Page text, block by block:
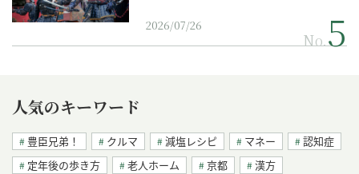
2026/07/26
No.
人気のキーワード
豊臣兄弟！ クルマ 減塩レシピ マネー
認知症
定年後の歩き方
老人ホーム 京都 漢方